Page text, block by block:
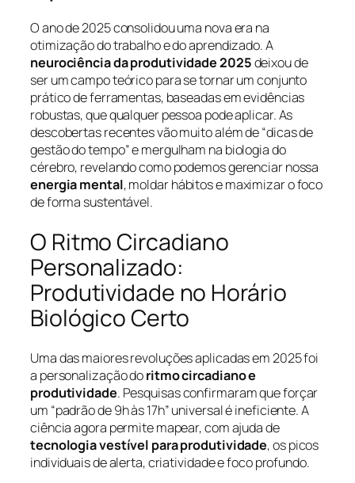
O ano de 2025 consolidou uma nova era na
otimização do trabalho e do aprendizado. A
neurociência da produtividade 2025deixou de
ser um campo teórico para se tornar um conjunto
prático de ferramentas, baseadas em evidências
robustas, que qualquer pessoa pode aplicar. As
descobertas recentes vão muito além de “dicas de
gestão do tempo” e mergulham na biologia do
cérebro, revelando como podemos gerenciar nossa
energia mental, moldar hábitos e maximizar o foco
de forma sustentável.
O Ritmo Circadiano
Personalizado:
Produtividade no Horário
Biológico Certo
Uma das maiores revoluções aplicadas em 2025 foi
a personalização doritmo circadiano e
produtividade. Pesquisas confirmaram que forçar
um “padrão de 9h às 17h” universal é ineficiente. A
ciência agora permite mapear, com ajuda de
tecnologia vestível para produtividade, os picos
individuais de alerta, criatividade e foco profundo.